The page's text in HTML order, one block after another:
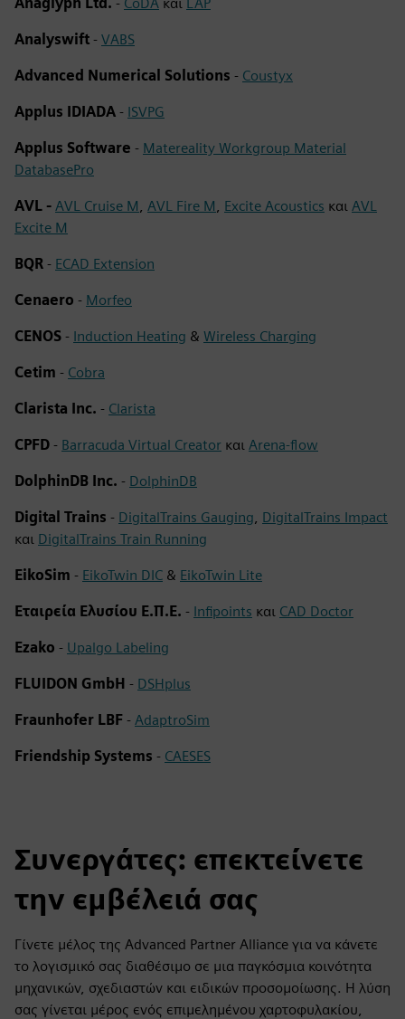
Analyswift - VABS
Advanced Numerical Solutions - Coustyx
Applus IDIADA - ISVPG
Applus Software - Matereality Workgroup Material
DatabasePro
AVL - AVL Cruise M, AVL Fire M, Excite Acoustics και AVL
Excite M
BQR - ECAD Extension
Cenaero - Morfeo
CENOS - Induction Heating & Wireless Charging
Cetim - Cobra
Clarista Inc. - Clarista
CPFD - Barracuda Virtual Creator και Arena-flow
DolphinDB Inc. - DolphinDB
Digital Trains - DigitalTrains Gauging, DigitalTrains Impact
και DigitalTrains Train Running
EikoSim - EikoTwin DIC & EikoTwin Lite
Εταιρεία Ελυσίου Ε.Π.Ε. - Infipoints και CAD Doctor
Ezako - Upalgo Labeling
FLUIDON GmbH - DSHplus
Fraunhofer LBF - AdaptroSim
Friendship Systems - CAESES
Συνεργάτες: επεκτείνετε
την εμβέλειά σας
Γίνετε μέλος της Advanced Partner Alliance για να κάνετε
το λογισμικό σας διαθέσιμο σε μια παγκόσμια κοινότητα
μηχανικών, σχεδιαστών και ειδικών προσομοίωσης. Η λύση
σας γίνεται μέρος ενός επιμελημένου χαρτοφυλακίου,